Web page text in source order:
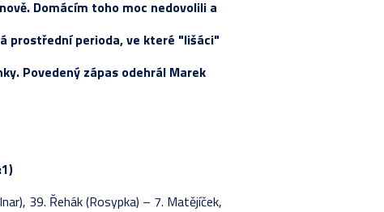
HRÁČŮ
ŽÁKŮ
LOS
ŽÁKŮ
HRÁČŮ
Domácím toho moc nedovolili a
prostřední perioda, ve které "lišáci"
Povedený zápas odehrál Marek
39. Řehák (Rosypka) – 7. Matějíček,